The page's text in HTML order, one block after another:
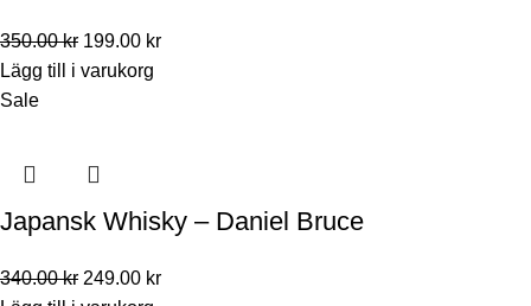
350.00kr 199.00 kr
Lägg till i varukorg
Sale
Japansk Whisky – Daniel Bruce
340.00kr 249.00 kr